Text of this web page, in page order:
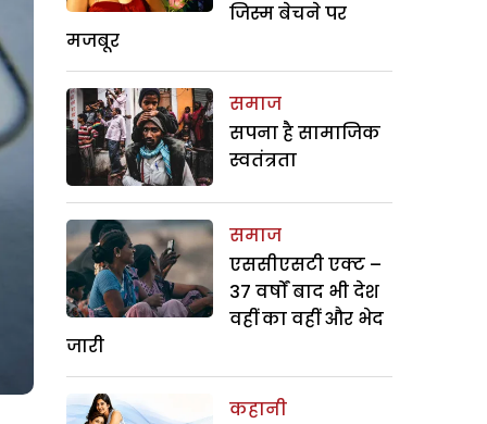
जिस्म बेचने पर
मजबूर
समाज
सपना है सामाजिक
स्वतंत्रता
समाज
एससीएसटी एक्ट –
37 वर्षों बाद भी देश
वहीं का वहीं और भेद
जारी
कहानी